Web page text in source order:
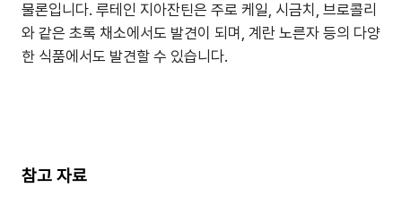
물론입니다. 루테인 지아잔틴은 주로 케일, 시금치, 브로콜리
와 같은 초록 채소에서도 발견이 되며, 계란 노른자 등의 다양
한 식품에서도 발견할 수 있습니다.
참고 자료